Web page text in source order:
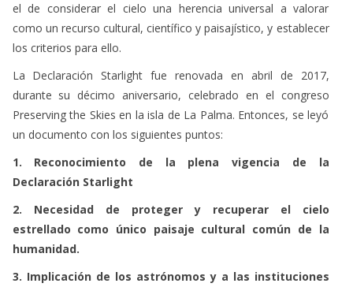
el de considerar el cielo una herencia universal a valorar
como un recurso cultural, científico y paisajístico, y establecer
los criterios para ello.
La Declaración Starlight fue renovada en abril de 2017,
durante su décimo aniversario, celebrado en el congreso
Preserving the Skies en la isla de La Palma. Entonces, se leyó
un documento con los siguientes puntos:
1. Reconocimiento de la plena vigencia de la
Declaración Starlight
2. Necesidad de proteger y recuperar el cielo
estrellado como único paisaje cultural común de la
humanidad.
3. Implicación de los astrónomos y a las instituciones